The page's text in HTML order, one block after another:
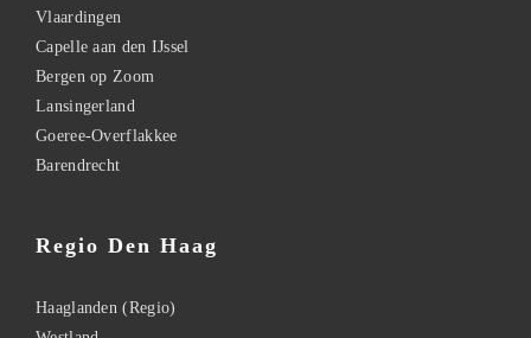
Vlaardingen
Capelle aan den IJssel
Bergen op Zoom
Lansingerland
Goeree-Overflakkee
Barendrecht
Regio Den Haag
Haaglanden (Regio)